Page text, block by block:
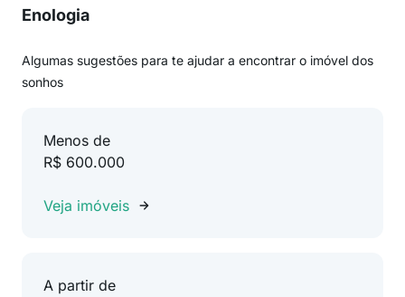
Enologia
Algumas sugestões para te ajudar a encontrar o imóvel dos
sonhos
Menos de
R$ 600.000
Veja imóveis
A partir de